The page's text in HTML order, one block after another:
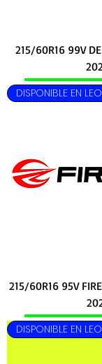
215/60R16 99V
215/60R16 95V